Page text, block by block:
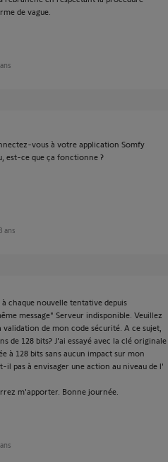
de vague.
vous à votre application Somfy
est-ce que ça fonctionne ?
ans
chaque nouvelle tentative depuis
message" Serveur indisponible. Veuillez
de mon code sécurité. A ce sujet,
de 128 bits? J'ai essayé avec la clé originale
à 128 bits sans aucun impact sur mon
pas à envisager une action au niveau de l'
m'apporter. Bonne journée.